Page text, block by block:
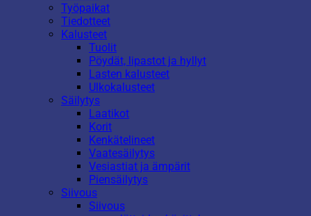
Työpaikat
Tiedotteet
Kalusteet
Tuolit
Pöydät, lipastot ja hyllyt
Lasten kalusteet
Ulkokalusteet
Säilytys
Laatikot
Korit
Kenkätelineet
Vaatesäilytys
Vesiastiat ja ämpärit
Piensäilytys
Siivous
Siivous